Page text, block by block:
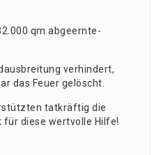
qm abge­ern­te­
ver­hin­dert,
das Feu­er gelöscht.
tat­kräf­tig die
für die­se wert­vol­le Hilfe!